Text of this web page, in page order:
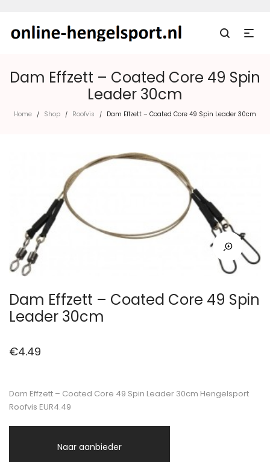
Dam Effzett – Coated Core 49 Spin
Leader 30cm
Home / Shop / Roofvis / Dam Effzett – Coated Core 49 Spin Leader 30cm
Dam Effzett – Coated Core 49 Spin
Leader 30cm
€4.49
Dam Effzett – Coated Core 49 Spin Leader 30cm Hengelsport
Roofvis EUR4.49
Naar aanbieder